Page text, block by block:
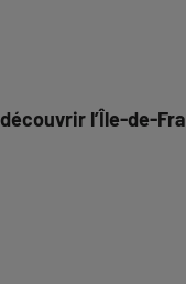
découvrir l’Île-de-